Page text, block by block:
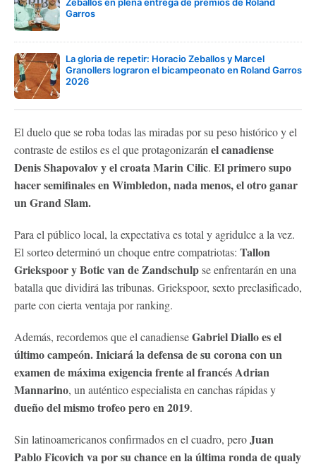
Garros
La gloria de repetir: Horacio Zeballos y Marcel
Granollers lograron el bicampeonato en Roland Garros
2026
El duelo que se roba todas las miradas por su peso histórico y el
contraste de estilos es el que protagonizarán el canadiense
Denis Shapovalov y el croata Marin Cilic. El primero supo
hacer semifinales en Wimbledon, nada menos, el otro ganar
un Grand Slam.
Para el público local, la expectativa es total y agridulce a la vez.
El sorteo determinó un choque entre compatriotas: Tallon
Griekspoor y Botic van de Zandschulpse enfrentarán en una
batalla que dividirá las tribunas. Griekspoor, sexto preclasificado,
parte con cierta ventaja por ranking.
Además, recordemos que el canadienseGabriel Diallo es el
último campeón. Iniciará la defensa de su corona con un
examen de máxima exigencia frente al francés Adrian
Mannarino, un auténtico especialista en canchas rápidas y
dueño del mismo trofeo pero en 2019.
Sin latinoamericanos confirmados en el cuadro, peroJuan
Pablo Ficovich va por su chance en la última ronda de qualy